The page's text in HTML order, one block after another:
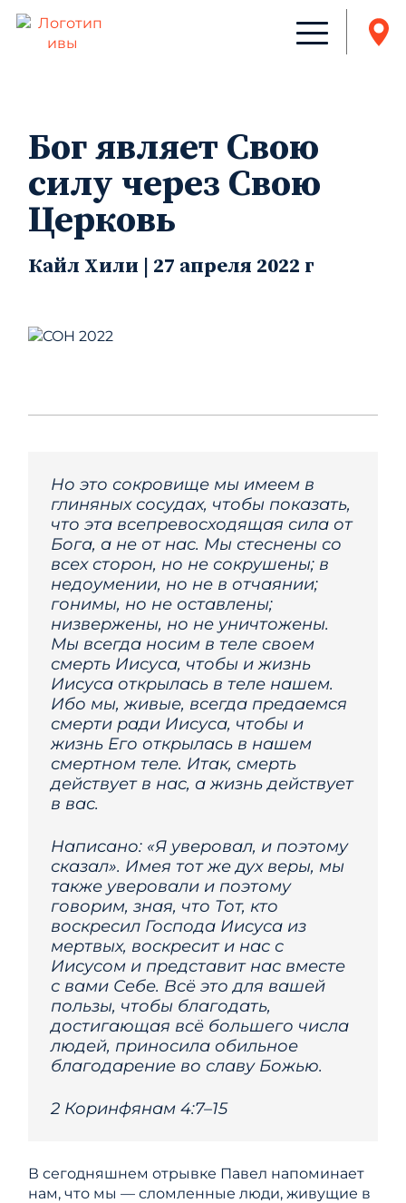
Бог являет Свою
силу через Свою
Церковь
Кайл Хили | 27 апреля 2022 г
Но это сокровище мы имеем в
глиняных сосудах, чтобы показать,
что эта всепревосходящая сила от
Бога, а не от нас. Мы стеснены со
всех сторон, но не сокрушены; в
недоумении, но не в отчаянии;
гонимы, но не оставлены;
низвержены, но не уничтожены.
Мы всегда носим в теле своем
смерть Иисуса, чтобы и жизнь
Иисуса открылась в теле нашем.
Ибо мы, живые, всегда предаемся
смерти ради Иисуса, чтобы и
жизнь Его открылась в нашем
смертном теле. Итак, смерть
действует в нас, а жизнь действует
в вас.
Написано: «Я уверовал, и поэтому
сказал». Имея тот же дух веры, мы
также уверовали и поэтому
говорим, зная, что Тот, кто
воскресил Господа Иисуса из
мертвых, воскресит и нас с
Иисусом и представит нас вместе
с вами Себе. Всё это для вашей
пользы, чтобы благодать,
достигающая всё большего числа
людей, приносила обильное
благодарение во славу Божью.
2 Коринфянам 4:7–15
В сегодняшнем отрывке Павел напоминает
нам, что мы — сломленные люди, живущие в